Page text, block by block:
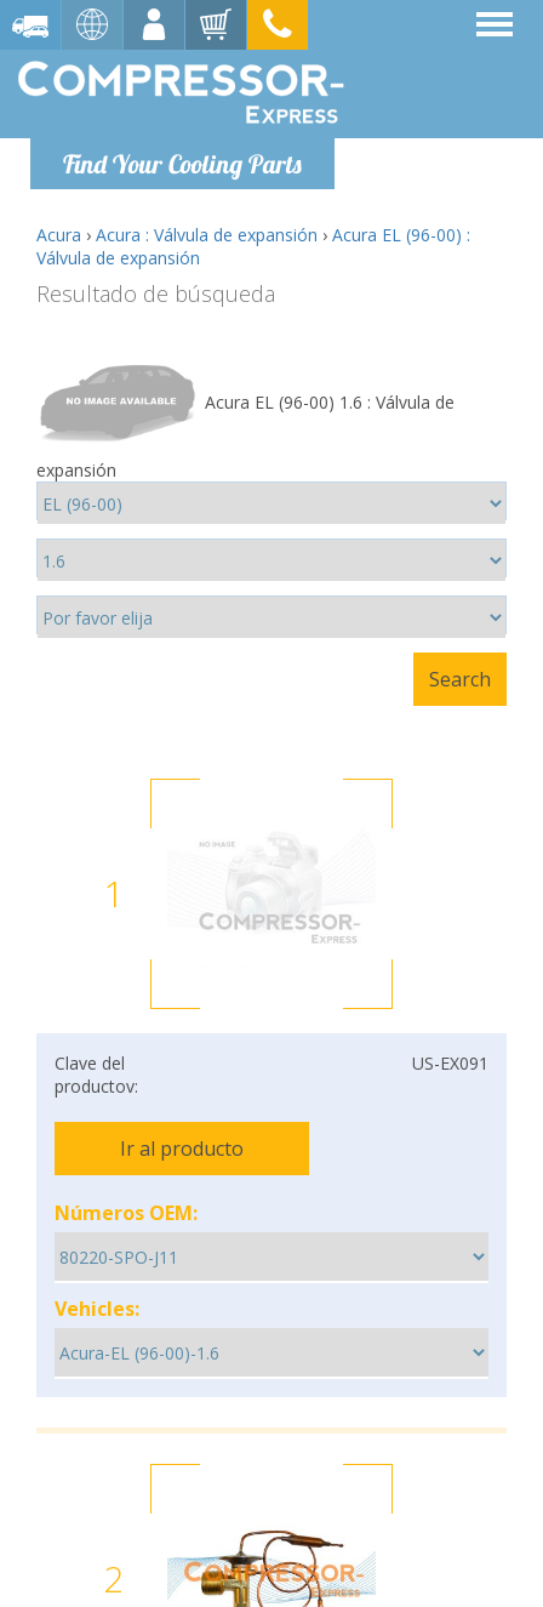
Find Your Cooling Parts
Acura › Acura : Válvula de expansión › Acura EL (96-00) :
Válvula de expansión
Resultado de búsqueda
Acura EL (96-00) 1.6 : Válvula de
expansión
1
Clave del
productov:
US-EX091
Ir al producto
Números OEM:
Vehicles:
2